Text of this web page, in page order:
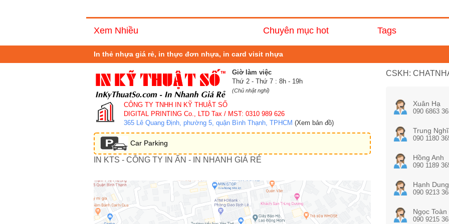
Xem Nhiều Chuyên mục hot Tags
In thẻ nhựa giá rẻ, in thực đơn nhựa, in card visit nhựa
Giờ làm việc
Thứ 2 - Thứ 7 : 8h - 19h
(Chủ nhật nghỉ)
CÔNG TY TNHH IN KỸ THUẬT SỐ
DIGITAL PRINTING Co., LTD Tax / MST: 0310 989 626
365 Lê Quang Định, phường 5, quận Bình Thạnh, TPHCM (Xem bản đồ)
Car Parking
IN KTS - CÔNG TY IN ẤN - IN NHANH GIÁ RẺ
CSKH:
Xuân Hạ
090 6863
Trung
090 1180
Hồng Anh
090 1189
Hạnh Dung
090 9213
Ngọc Toàn
090 9215